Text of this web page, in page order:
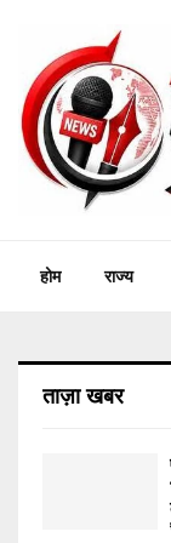
होम राज्य
ताज़ा खबर